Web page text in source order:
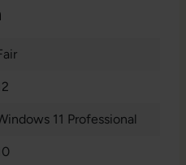
11 Professional